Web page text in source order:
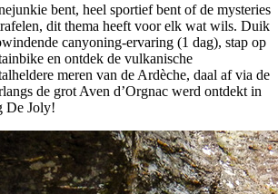
bent, heel sportief bent of de mysteries
dit thema heeft voor elk wat wils. Duik
canyoning-ervaring (1 dag), stap op
en ontdek de vulkanische
meren van de Ardèche, daal af via de
de grot Aven d’Orgnac werd ontdekt in
De Joly!